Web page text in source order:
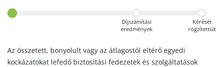
Díjszámítási
eredmények
Kérését
rögzítettük
Az összetett, bonyolult vagy az átlagostól eltérő egyedi
kockázatokat lefedő biztosítási fedezetek és szolgáltatások